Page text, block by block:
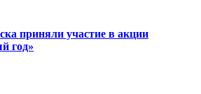
приняли участие в акции
год»